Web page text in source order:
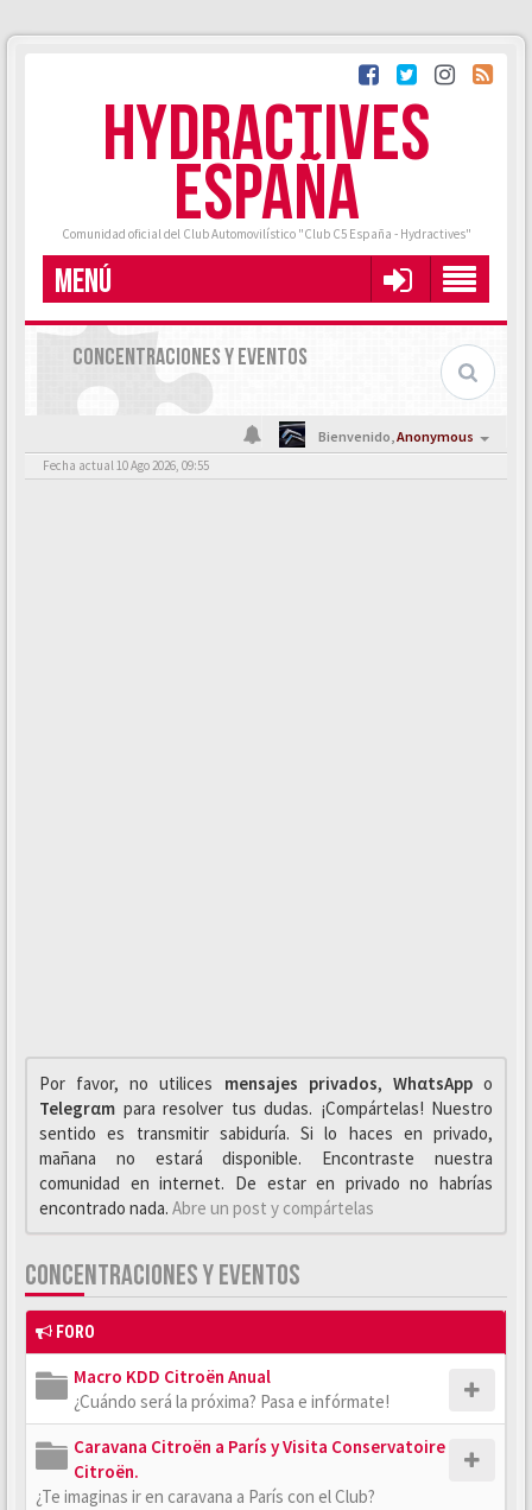
HYDRACTIVES
ESPAÑA
Comunidad oficial del Club Automovilístico "Club C5 España - Hydractives"
MENÚ
CONCENTRACIONES Y EVENTOS
Bienvenido,Anonymous
Fecha actual 10 Ago 2026, 09:55
Por favor, no utilices mensajes privados, WhαtsAppo
Telegrαm para resolver tus dudas. ¡Compártelas! Nuestro
sentido es transmitir sabiduría. Si lo haces en privado,
mañana no estará disponible. Encontraste nuestra
comunidad en internet. De estar en privado no habrías
encontrado nada. Abre un post y compártelas
CONCENTRACIONES Y EVENTOS
FORO
Macro KDD Citroën Anual
¿Cuándo será la próxima? Pasa e infórmate!
Caravana Citroën a París y Visita Conservatoire
Citroën.
¿Te imaginas ir en caravana a París con el Club?